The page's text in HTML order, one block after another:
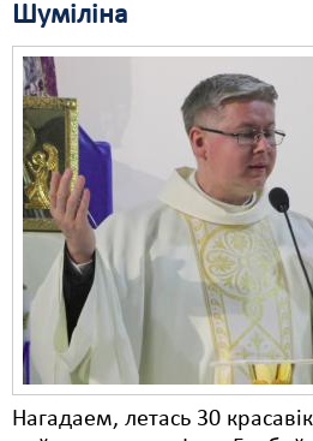
Шуміліна
Нагадаем, летась 30